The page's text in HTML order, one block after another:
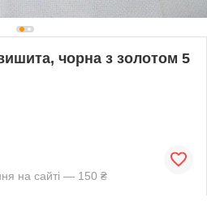
чорна з золотом 5
на сайті — 150 ₴